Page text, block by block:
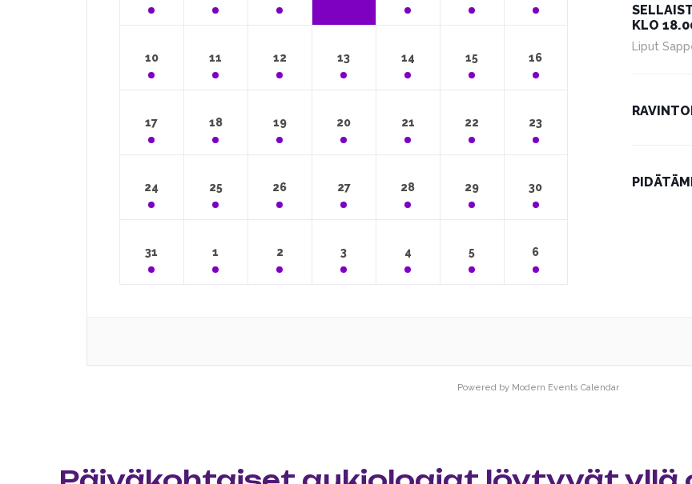
10 11 12 13 14 15 16
17 18 19 20 21 22 23
24 25 26 27 28 29 30
31 1 2 3 4 5 6
KLO
Liput
Powered by Modern Events Calendar